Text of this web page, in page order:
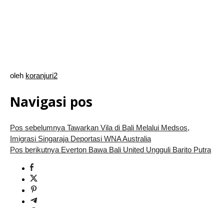
oleh koranjuri2
Navigasi pos
Pos sebelumnyaTawarkan Vila di Bali Melalui Medsos,
Imigrasi Singaraja Deportasi WNA Australia
Pos berikutnyaEverton Bawa Bali United Ungguli Barito Putra